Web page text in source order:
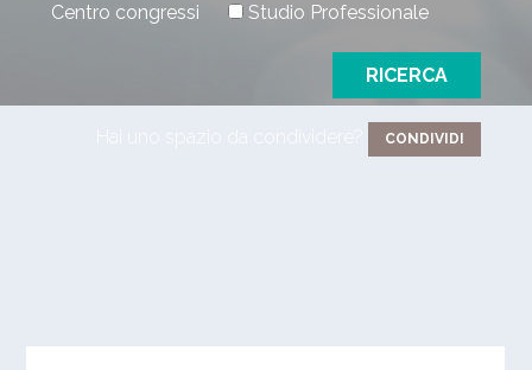
Centro congressi
Studio Professionale
CONDIVIDI